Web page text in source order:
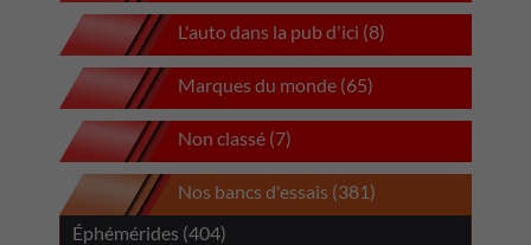
L'auto dans la pub d'ici (8)
Marques du monde (65)
Non classé (7)
Nos bancs d'essais (381)
Éphémérides (404)